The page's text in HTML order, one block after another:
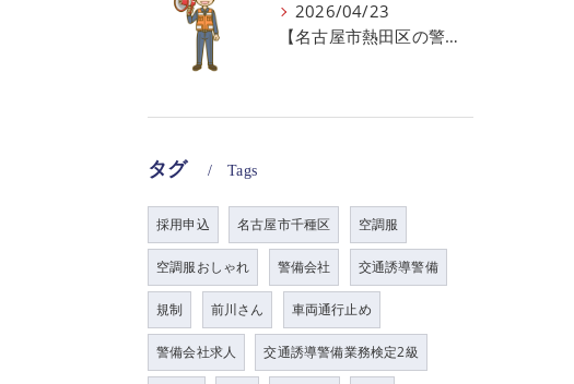
2026/04/23
【名古屋市熱田区の警備会社】GWの面接状況について！
タグ Tags
採用申込 名古屋市千種区 空調服
空調服おしゃれ 警備会社 交通誘導警備
規制 前川さん 車両通行止め
警備会社求人 交通誘導警備業務検定2級